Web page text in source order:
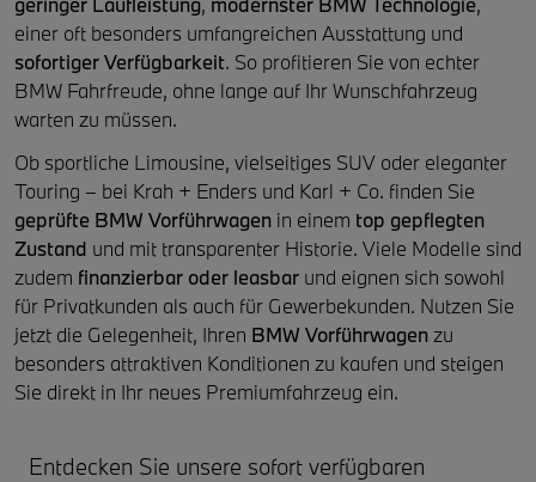
einer oft besonders umfangreichen Ausstattung und
sofortiger Verfügbarkeit. So profitieren Sie von echter
BMW Fahrfreude, ohne lange auf Ihr Wunschfahrzeug
warten zu müssen.
Ob sportliche Limousine, vielseitiges SUV oder eleganter
Touring – bei Krah + Enders und Karl + Co. finden Sie
geprüfte BMW Vorführwagen in einem top gepflegten
Zustand und mit transparenter Historie. Viele Modelle sind
zudem finanzierbar oder leasbar und eignen sich sowohl
für Privatkunden als auch für Gewerbekunden. Nutzen Sie
jetzt die Gelegenheit, Ihren BMW Vorführwagen zu
besonders attraktiven Konditionen zu kaufen und steigen
Sie direkt in Ihr neues Premiumfahrzeug ein.
Entdecken Sie unsere sofort verfügbaren